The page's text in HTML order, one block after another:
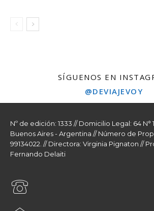
SÍGUENOS EN
@DEVIAJEVOY
Nº de edición: 1333 // Domicilio Legal: 64 N°
Buenos Aires - Argentina // Número de
99134022. // Directora: Virginia Pignaton //
Fernando Delaiti